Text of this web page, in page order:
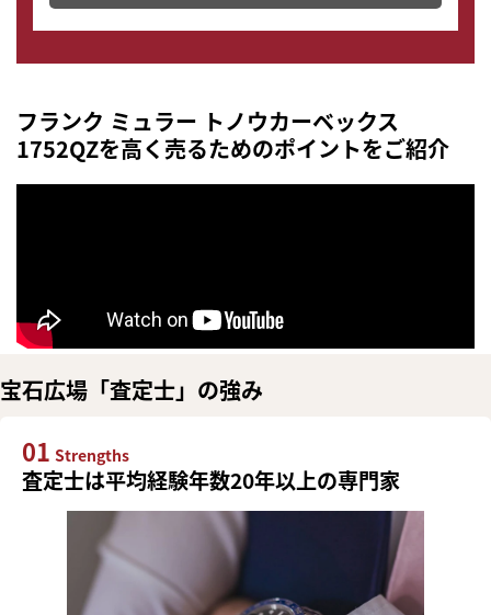
フランク ミュラー トノウカーベックス
1752QZを高く売るためのポイントをご紹介
宝石広場「査定士」の強み
01 Strengths
査定士は平均経験年数20年以上の専門家